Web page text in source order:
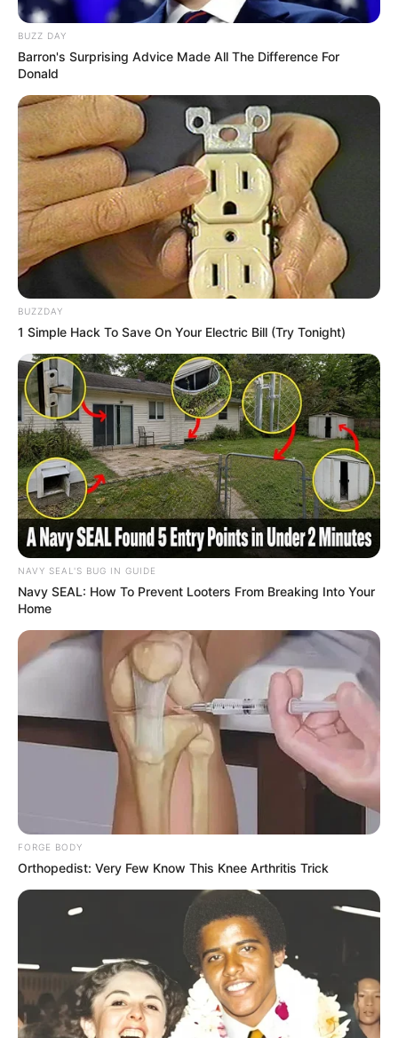
BUZZ DAY
Barron's Surprising Advice Made All The Difference For
Donald
BUZZDAY
1 Simple Hack To Save On Your Electric Bill (Try Tonight)
NAVY SEAL'S BUG IN GUIDE
Navy SEAL: How To Prevent Looters From Breaking Into Your
Home
FORGE BODY
Orthopedist: Very Few Know This Knee Arthritis Trick